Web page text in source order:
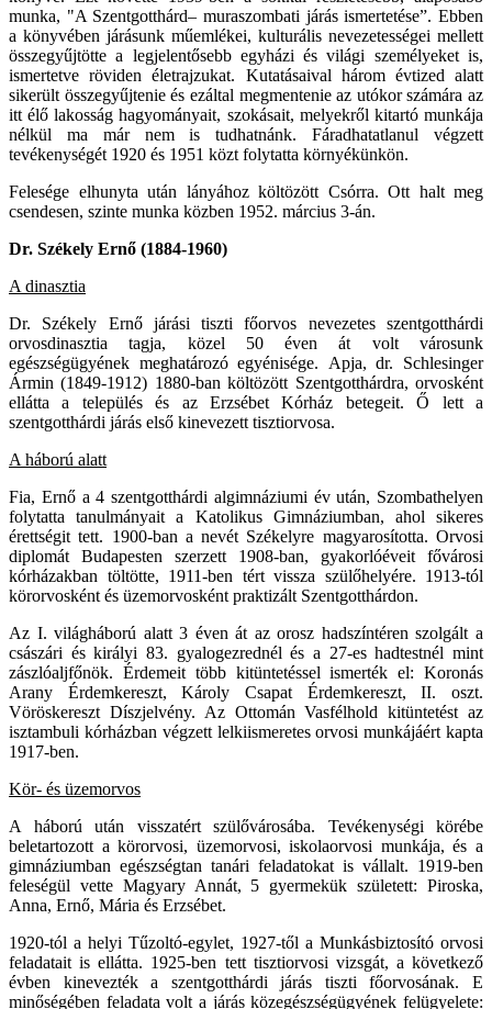
munka, "A Szentgotthárd– muraszombati járás ismertetése”. Ebben
a könyvében járásunk műemlékei, kulturális nevezetességei mellett
összegyűjtötte a legjelentősebb egyházi és világi személyeket is,
ismertetve röviden életrajzukat. Kutatásaival három évtized alatt
sikerült összegyűjtenie és ezáltal megmentenie az utókor számára az
itt élő lakosság hagyományait, szokásait, melyekről kitartó munkája
nélkül ma már nem is tudhatnánk. Fáradhatatlanul végzett
tevékenységét 1920 és 1951 közt folytatta környékünkön.
Felesége elhunyta után lányához költözött Csórra. Ott halt meg
csendesen, szinte munka közben 1952. március 3-án.
Dr. Székely Ernő (1884-1960)
A dinasztia
Dr. Székely Ernő járási tiszti főorvos nevezetes szentgotthárdi
orvosdinasztia tagja, közel 50 éven át volt városunk
egészségügyének meghatározó egyénisége. Apja, dr. Schlesinger
Ármin (1849-1912) 1880-ban költözött Szentgotthárdra, orvosként
ellátta a település és az Erzsébet Kórház betegeit. Ő lett a
szentgotthárdi járás első kinevezett tisztiorvosa.
A háború alatt
Fia, Ernő a 4 szentgotthárdi algimnáziumi év után, Szombathelyen
folytatta tanulmányait a Katolikus Gimnáziumban, ahol sikeres
érettségit tett. 1900-ban a nevét Székelyre magyarosította. Orvosi
diplomát Budapesten szerzett 1908-ban, gyakorlóéveit fővárosi
kórházakban töltötte, 1911-ben tért vissza szülőhelyére. 1913-tól
körorvosként és üzemorvosként praktizált Szentgotthárdon.
Az I. világháború alatt 3 éven át az orosz hadszíntéren szolgált a
császári és királyi 83. gyalogezrednél és a 27-es hadtestnél mint
zászlóaljfőnök. Érdemeit több kitüntetéssel ismerték el: Koronás
Arany Érdemkereszt, Károly Csapat Érdemkereszt, II. oszt.
Vöröskereszt Díszjelvény. Az Ottomán Vasfélhold kitüntetést az
isztambuli kórházban végzett lelkiismeretes orvosi munkájáért kapta
1917-ben.
Kör- és üzemorvos
A háború után visszatért szülővárosába. Tevékenységi körébe
beletartozott a körorvosi, üzemorvosi, iskolaorvosi munkája, és a
gimnáziumban egészségtan tanári feladatokat is vállalt. 1919-ben
feleségül vette Magyary Annát, 5 gyermekük született: Piroska,
Anna, Ernő, Mária és Erzsébet.
1920-tól a helyi Tűzoltó-egylet, 1927-től a Munkásbiztosító orvosi
feladatait is ellátta. 1925-ben tett tisztiorvosi vizsgát, a következő
évben kinevezték a szentgotthárdi járás tiszti főorvosának. E
minőségében feladata volt a járás közegészségügyének felügyelete: